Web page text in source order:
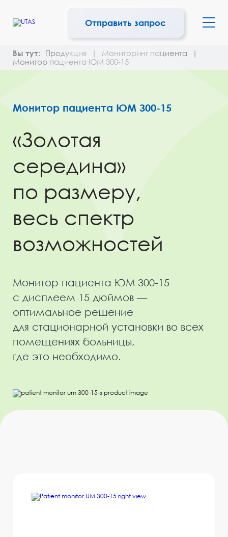
Отправить запрос
Вы тут: Продукция | Мониторинг пациента
|
Монитор пациента ЮМ 300-15
Монитор пациента ЮМ 300-15
«Золотая
середина»
по размеру,
весь спектр
возможностей
Монитор пациента ЮМ 300-15
с дисплеем 15 дюймов —
оптимальное решение
для стационарной установки во всех
помещениях больницы,
где это необходимо.